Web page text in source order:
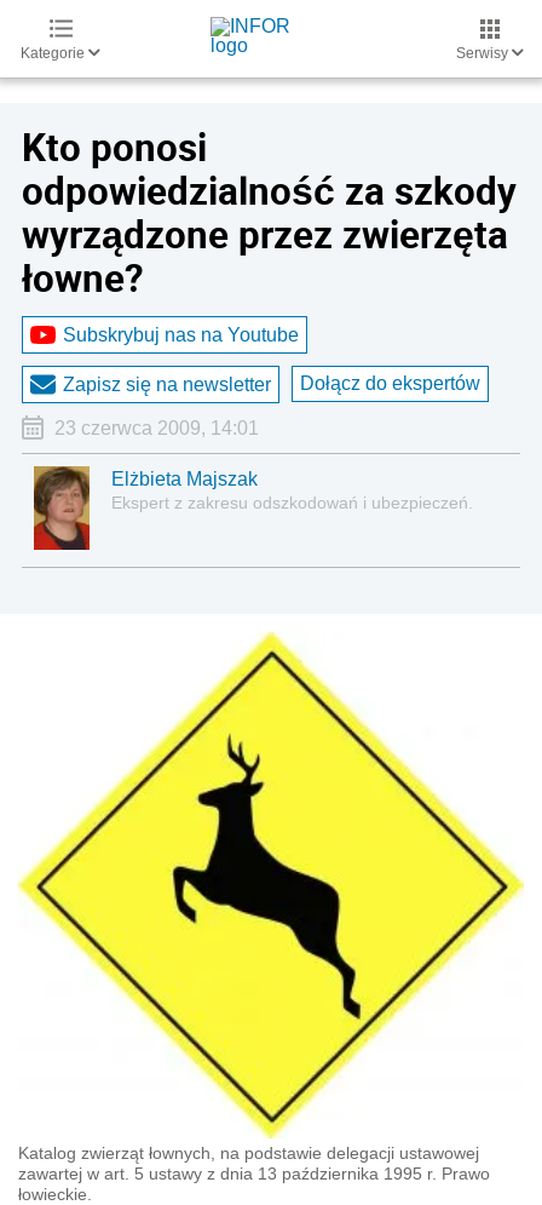
Kategorie Serwisy
Kto ponosi
odpowiedzialność za szkody
wyrządzone przez zwierzęta
łowne?
Subskrybuj nas na Youtube
Zapisz się na newsletter Dołącz do ekspertów
23 czerwca 2009, 14:01
Elżbieta Majszak
Ekspert z zakresu odszkodowań i ubezpieczeń.
Katalog zwierząt łownych, na podstawie delegacji ustawowej
zawartej w art. 5 ustawy z dnia 13 października 1995 r. Prawo
łowieckie.